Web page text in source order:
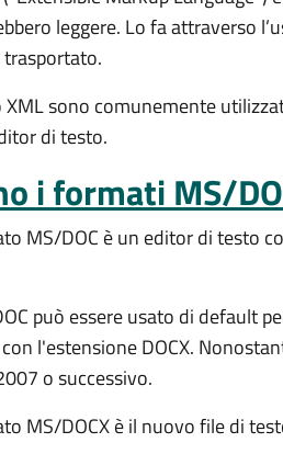
leggere. Lo fa attraverso
sono comunemente
di testo.
i formati MS/
MS/DOC è un editor di testo
può essere usato di default
l'estensione DOCX.
o successivo.
MS/DOCX è il nuovo file di